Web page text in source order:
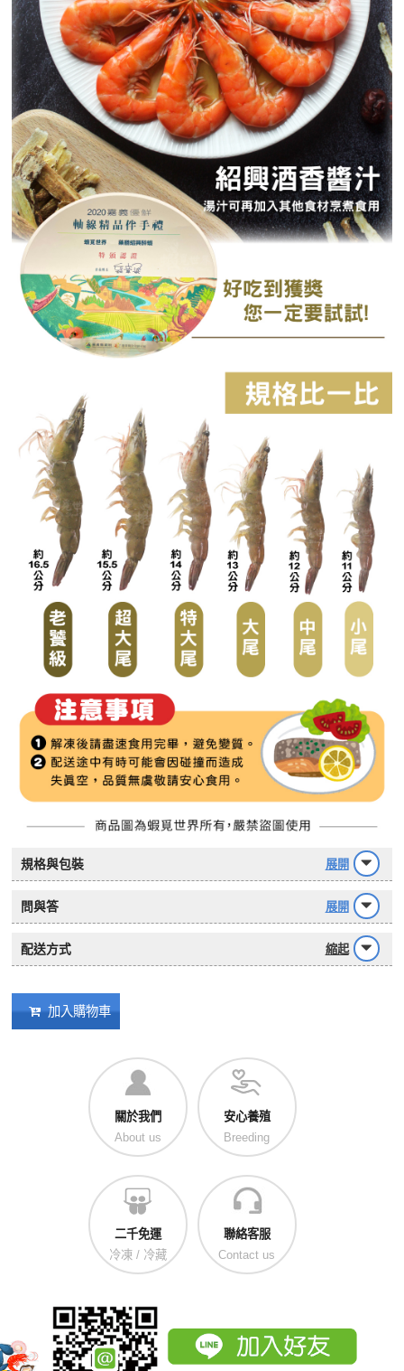
規格與包裝 展開
問與答 展開
配送方式 縮起
加入購物車
關於我們
About us
安心養殖
Breeding
二千免運
冷凍 / 冷藏
聯絡客服
Contact us